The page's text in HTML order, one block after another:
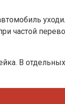
частой
В